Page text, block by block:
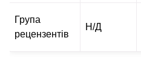
Група
рецензентів
Н/Д